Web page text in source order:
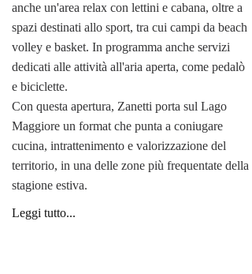
anche un'area relax con lettini e cabana, oltre a
spazi destinati allo sport, tra cui campi da beach
volley e basket. In programma anche servizi
dedicati alle attività all'aria aperta, come pedalò
e biciclette.
Con questa apertura, Zanetti porta sul Lago
Maggiore un format che punta a coniugare
cucina, intrattenimento e valorizzazione del
territorio, in una delle zone più frequentate della
stagione estiva.
Leggi tutto...